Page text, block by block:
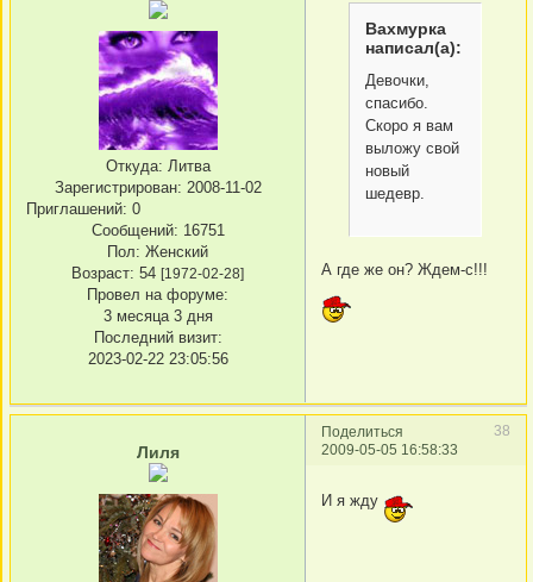
Откуда: Литва
Зарегистрирован: 2008-11-02
Приглашений: 0
Сообщений: 16751
Пол: Женский
Возраст: 54 [1972-02-28]
Провел на форуме:
3 месяца 3 дня
Последний визит:
2023-02-22 23:05:56
Вахмурка
написал(а):
Девочки,
спасибо.
Скоро я вам
выложу свой
новый
шедевр.
А где же он? Ждем-с!!!
Поделиться
38
2009-05-05 16:58:33
Лиля
И я жду